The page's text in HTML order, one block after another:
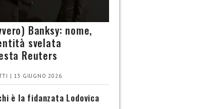
Banksy: nome,
svelata
Reuters
| 13 GIUGNO 2026
è la fidanzata Lodovica